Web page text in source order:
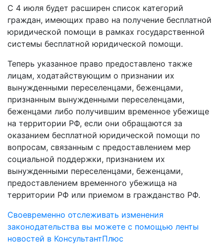
С 4 июля будет расширен список категорий
граждан, имеющих право на получение бесплатной
юридической помощи в рамках государственной
системы бесплатной юридической помощи.
Теперь указанное право предоставлено также
лицам, ходатайствующим о признании их
вынужденными переселенцами, беженцами,
признанным вынужденными переселенцами,
беженцами либо получившим временное убежище
на территории РФ, если они обращаются за
оказанием бесплатной юридической помощи по
вопросам, связанным с предоставлением мер
социальной поддержки, признанием их
вынужденными переселенцами, беженцами,
предоставлением временного убежища на
территории РФ или приемом в гражданство РФ.
Своевременно отслеживать изменения
законодательства вы можете с помощью ленты
новостей в КонсультантПлюс